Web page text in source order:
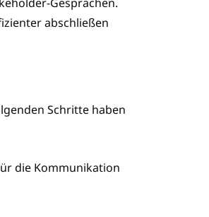
abschließen
Schritte haben
die Kommunikation